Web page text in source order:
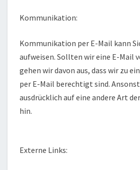
Kommunikation:
Kommunikation per E-Mail kann
aufweisen. Sollten wir eine E-Mail
gehen wir davon aus, dass wir zu
per E-Mail berechtigt sind.
ausdrücklich auf eine andere Art
hin.
Externe Links: